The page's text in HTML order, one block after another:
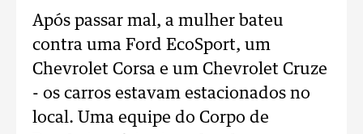
Após passar mal, a mulher bateu
contra uma Ford EcoSport, um
Chevrolet Corsa e um Chevrolet Cruze
- os carros estavam estacionados no
local. Uma equipe do Corpo de